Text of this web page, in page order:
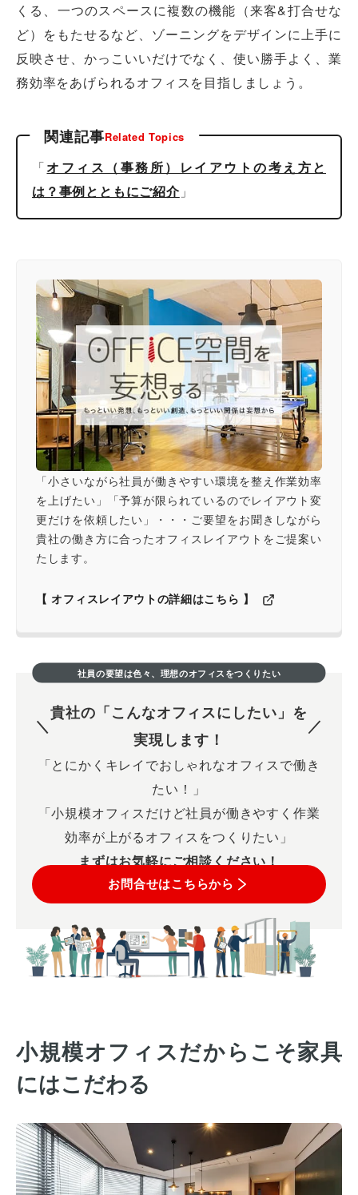
くる、一つのスペースに複数の機能（来客&打合せな
ど）をもたせるなど、ゾーニングをデザインに上手に
反映させ、かっこいいだけでなく、使い勝手よく、業
務効率をあげられるオフィスを目指しましょう。
関連記事Related Topics
「オフィス（事務所）レイアウトの考え方と
は？事例とともにご紹介」
「小さいながら社員が働きやすい環境を整え作業効率
を上げたい」「予算が限られているのでレイアウト変
更だけを依頼したい」・・・ご要望をお聞きしながら
貴社の働き方に合ったオフィスレイアウトをご提案い
たします。
【 オフィスレイアウトの詳細はこちら 】
社員の要望は色々、理想のオフィスをつくりたい
貴社の「こんなオフィスにしたい」を
実現します！
「とにかくキレイでおしゃれなオフィスで働き
たい！」
「小規模オフィスだけど社員が働きやすく作業
効率が上がるオフィスをつくりたい」
まずはお気軽にご相談ください！
お問合せはこちらから
小規模オフィスだからこそ家具
にはこだわる